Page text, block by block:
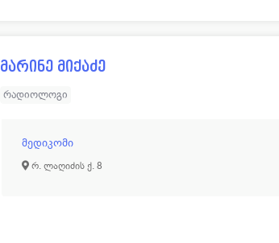
მარინე მიქაძე
რადიოლოგი
მედიკომი
რ. ლაღიძის ქ. 8